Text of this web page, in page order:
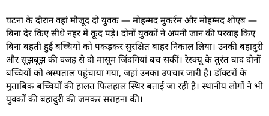
घटना के दौरान वहां मौजूद दो युवक — मोहम्मद मुकर्रम और मोहम्मद शोएब —
बिना देर किए सीधे नहर में कूद पड़े। दोनों युवकों ने अपनी जान की परवाह किए
बिना बहती हुई बच्चियों को पकड़कर सुरक्षित बाहर निकाल लिया। उनकी बहादुरी
और सूझबूझ की वजह से दो मासूम जिंदगियां बच सकीं। रेस्क्यू के तुरंत बाद दोनों
बच्चियों को अस्पताल पहुंचाया गया, जहां उनका उपचार जारी है। डॉक्टरों के
मुताबिक बच्चियों की हालत फिलहाल स्थिर बताई जा रही है। स्थानीय लोगों ने भी
युवकों की बहादुरी की जमकर सराहना की।